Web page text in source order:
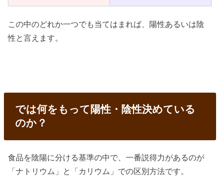
この中のどれか一つでも当てはまれば、陽性あるいは陰
性と言えます。
では何をもって陽性・陰性決めている
のか？
食品を陰陽に分ける基準の中で、一番説得力があるのが
「ナトリウム」と「カリウム」での区別方法です。